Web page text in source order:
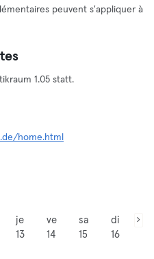
peuvent s'appliquer à
1.05 statt.
home.html
je
13
ve
14
sa
15
di
16